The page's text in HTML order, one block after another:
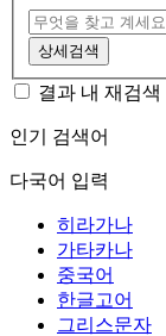
상세검색
결과 내 재검색
인기 검색어
다국어 입력
히라가나
가타카나
중국어
한글고어
그리스문자